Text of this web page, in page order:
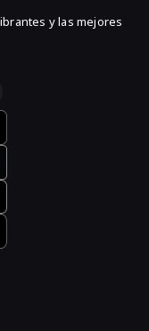
y las mejores